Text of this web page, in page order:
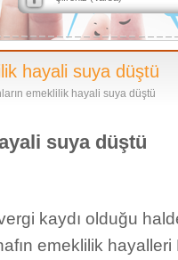
hayali suya düştü
emeklilik hayali suya düştü
suya düştü
kaydı olduğu
emeklilik hayalleri